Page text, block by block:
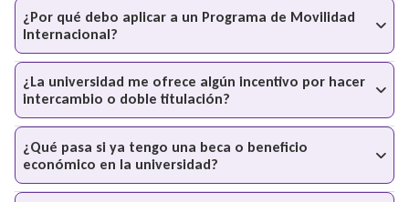
¿Por qué debo aplicar a un Programa de Movilidad
Internacional?
¿La universidad me ofrece algún incentivo por hacer
intercambio o doble titulación?
¿Qué pasa si ya tengo una beca o beneficio
económico en la universidad?